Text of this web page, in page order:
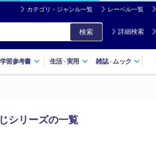
カテゴリ・ジャンル一覧 レーベル一覧
検索 詳細検索
学習参考書 生活・実用 雑誌・ ムック
シリーズの一覧